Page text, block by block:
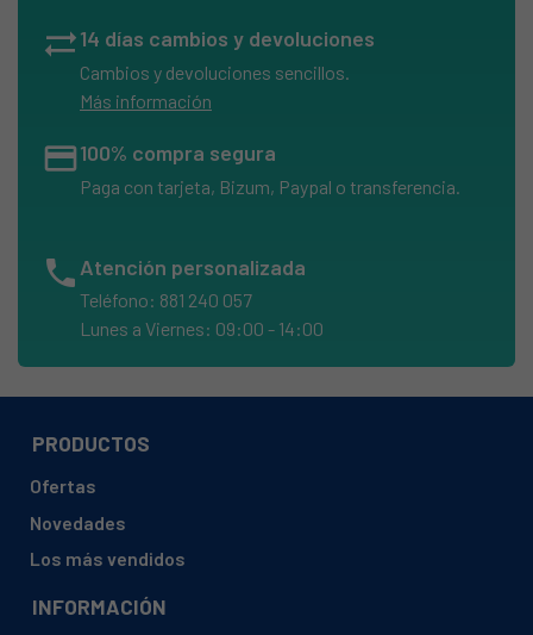
ACEC, ML 800 91478910900
AEG ELECTROLUX, L 11842 V 91460610101
AEG ELECTROLUX, L 11842 V 91460610103
AEG ELECTROLUX, L 11842 V 91460610603
AEG ELECTROLUX, L 12700 J5 91460290600
AEG ELECTROLUX, L 12750 J5 91460280400
AEG ELECTROLUX, L 12840 91460500700
AEG ELECTROLUX, L 12840 91460500703
sync_alt14 días cambios y devoluciones
Cambios y devoluciones sencillos.
Más información
credit_card100% compra segura
Paga con tarjeta, Bizum, Paypal o transferencia.
phone Atención personalizada
Teléfono: 881 240 057
Lunes a Viernes: 09:00 - 14:00
PRODUCTOS
Ofertas
Novedades
Los más vendidos
INFORMACIÓN